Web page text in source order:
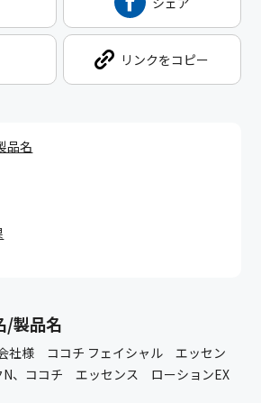
リンクをコピー
品名
/製品名
社様 ココチ フェイシャル エッセン
、ココチ エッセンス ローションEX